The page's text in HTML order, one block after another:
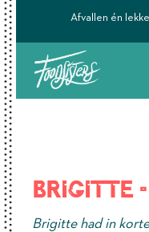
Afvallen én
Brigitte -
Brigitte had in